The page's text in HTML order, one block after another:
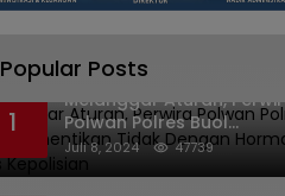
Popular Posts
1
Melanggar Aturan,
Polwan Polres Buol
Diberhentikan Tidak
Hormat Dari Dinas
Juli 8, 2024 47739